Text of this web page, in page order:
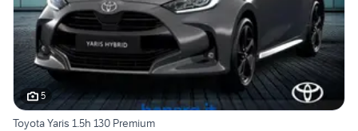
5
Toyota Yaris 1.5h 130 Premium